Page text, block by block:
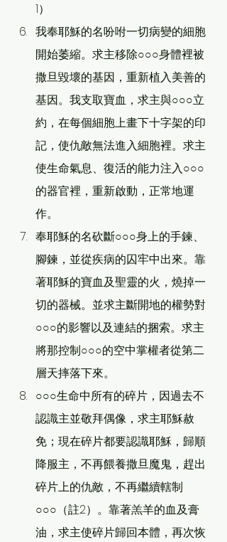
1）
我奉耶穌的名吩咐一切病變的細胞
開始萎縮。求主移除○○○身體裡被
撒旦毀壞的基因，重新植入美善的
基因。我支取寶血，求主與○○○立
約，在每個細胞上畫下十字架的印
記，使仇敵無法進入細胞裡。求主
使生命氣息、復活的能力注入○○○
的器官裡，重新啟動，正常地運
作。
奉耶穌的名砍斷○○○身上的手鍊、
腳鍊，並從疾病的囚牢中出來。靠
著耶穌的寶血及聖靈的火，燒掉一
切的器械。並求主斷開地的權勢對
○○○的影響以及連結的捆索。求主
將那控制○○○的空中掌權者從第二
層天摔落下來。
○○○生命中所有的碎片，因過去不
認識主並敬拜偶像，求主耶穌赦
免；現在碎片都要認識耶穌，歸順
降服主，不再餵養撒旦魔鬼，趕出
碎片上的仇敵，不再繼續轄制
○○○（註2）。靠著羔羊的血及膏
油，求主使碎片歸回本體，再次恢